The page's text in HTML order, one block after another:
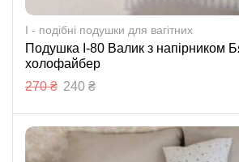
I - подібні подушки для вагітних
Подушка І-80 Валик з напірником
холофайбер
270₴ 240 ₴